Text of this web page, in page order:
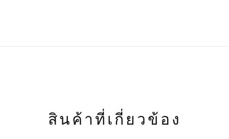
สินค้าที่เกี่ยวข้อง